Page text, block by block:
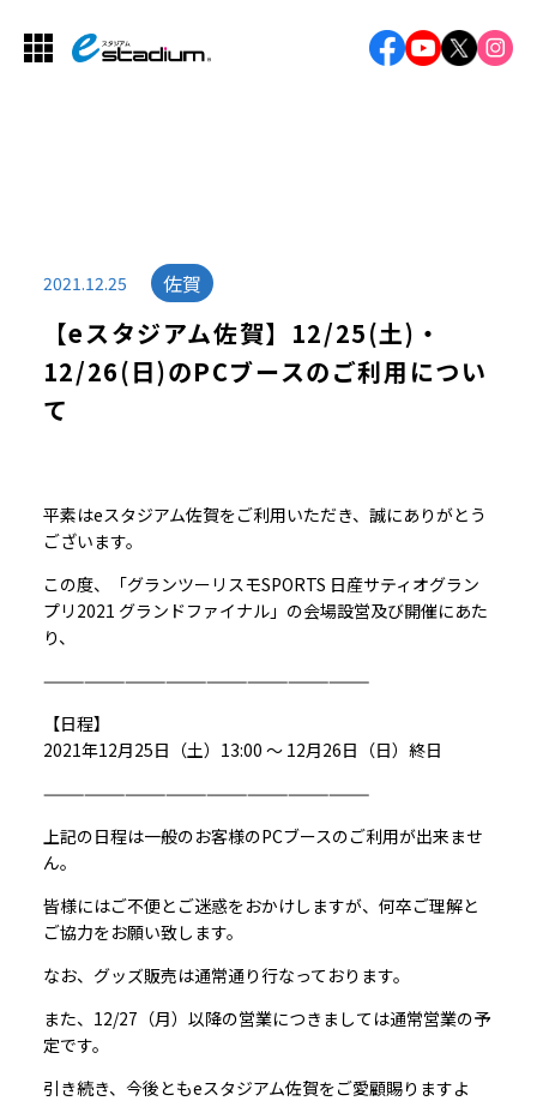
2021.12.25 佐賀
【eスタジアム佐賀】12/25(土)・
12/26(日)のPCブースのご利用につい
て
平素はeスタジアム佐賀をご利用いただき、誠にありがとう
ございます。
この度、「グランツーリスモSPORTS 日産サティオグラン
プリ2021 グランドファイナル」の会場設営及び開催にあた
り、
————————————————————————
【日程】
2021年12月25日（土）13:00 〜 12月26日（日）終日
————————————————————————
上記の日程は一般のお客様のPCブースのご利用が出来ませ
ん。
皆様にはご不便とご迷惑をおかけしますが、何卒ご理解と
ご協力をお願い致します。
なお、グッズ販売は通常通り行なっております。
また、12/27（月）以降の営業につきましては通常営業の予
定です。
引き続き、今後ともeスタジアム佐賀をご愛顧賜りますよ